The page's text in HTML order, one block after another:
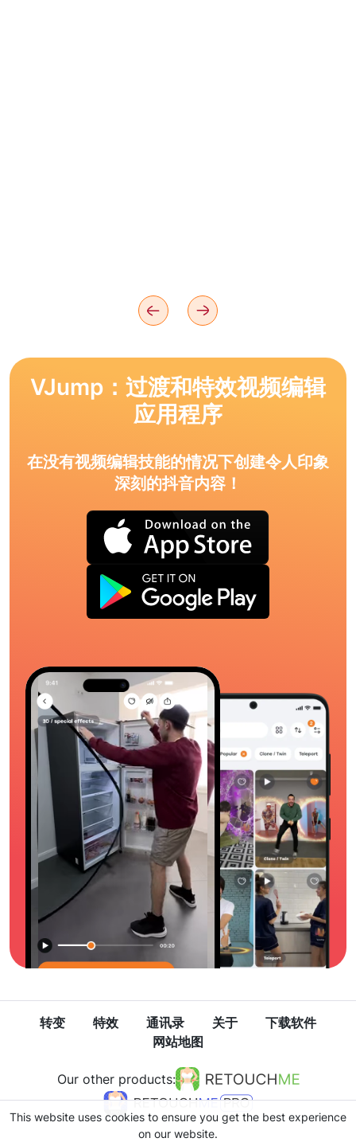
VJump：过渡和特效视频编辑
应用程序
在没有视频编辑技能的情况下创建令人印象
深刻的抖音内容！
转变 特效 通讯录 关于
下载软件
网站地图
Our other products:
This website uses cookies to ensure you get the best experience
on our website.